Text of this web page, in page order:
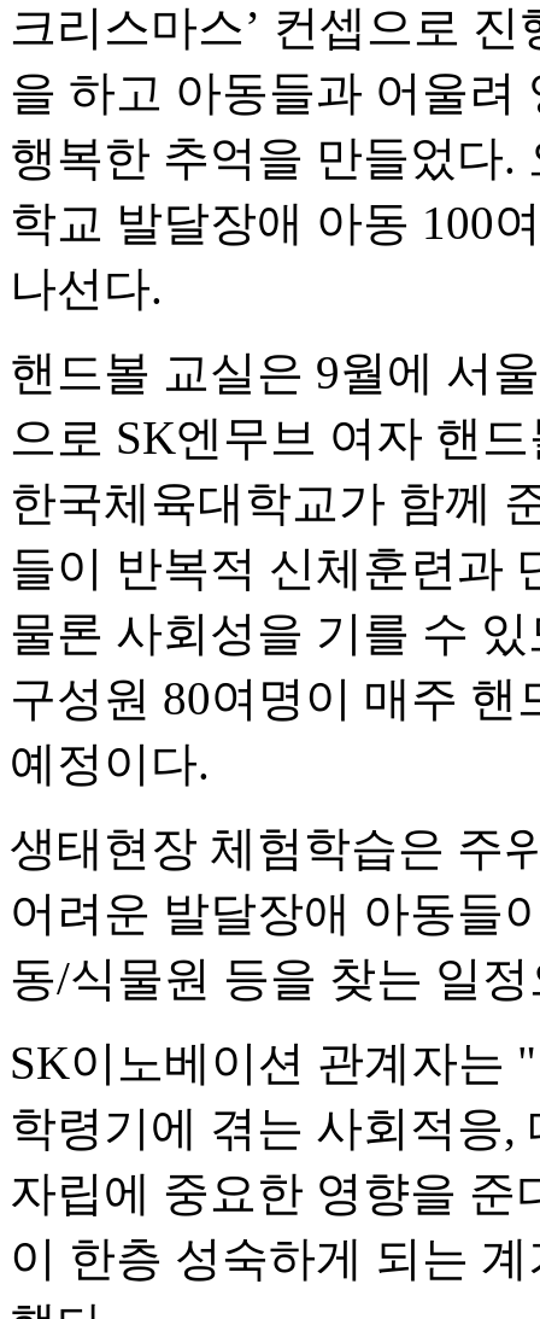
크리스마스’ 컨셉으로
을 하고 아동들과 어울려
행복한 추억을 만들었다.
학교 발달장애 아동 100
나선다.
핸드볼 교실은 9월에 서
으로 SK엔무브 여자 핸
한국체육대학교가 함께
들이 반복적 신체훈련과
물론 사회성을 기를 수
구성원 80여명이 매주
예정이다.
생태현장 체험학습은 주
어려운 발달장애 아동들
동/식물원 등을 찾는 일
SK이노베이션 관계자는
학령기에 겪는 사회적응,
자립에 중요한 영향을
이 한층 성숙하게 되는